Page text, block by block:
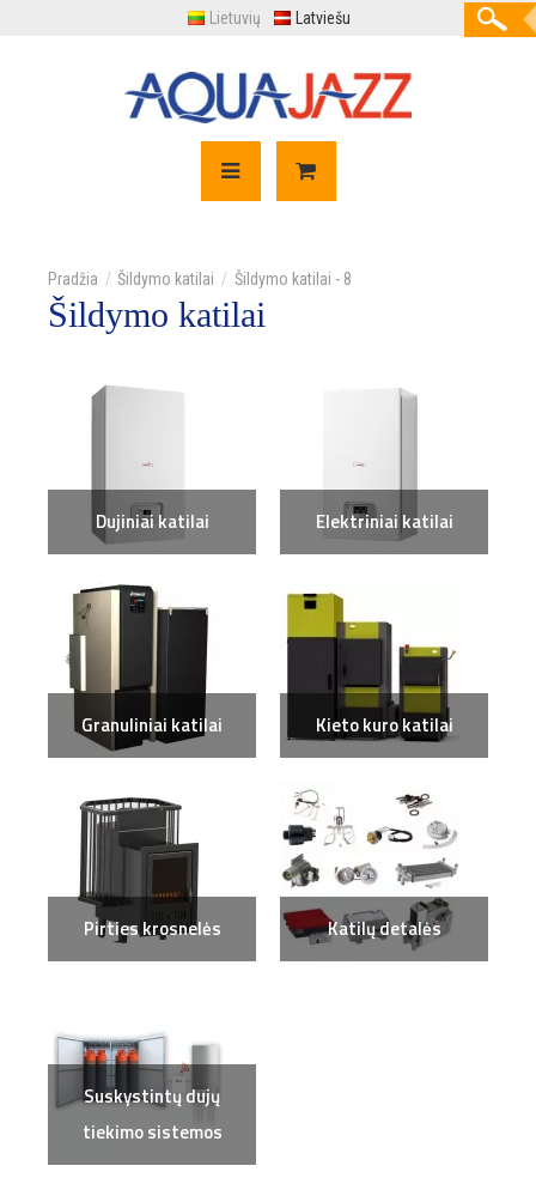
Lietuvių Latviešu
Šildymo katilai Šildymo katilai - 8
Šildymo katilai
Dujiniai katilai Elektriniai katilai
Granuliniai katilai Kieto kuro katilai
Pirties krosnelės Katilų detalės
Suskystintų dujų
tiekimo sistemos